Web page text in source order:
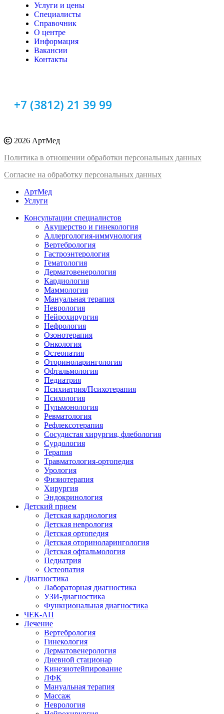
Услуги и цены
Специалисты
Справочник
О центре
Информация
Вакансии
Контакты
+7 (3812) 21 39 99
2026 АртМед
Политика в отношении обработки персональных данных
Согласие на обработку персональных данных
АртМед
Услуги
Консультации специалистов
Акушерство и гинекология
Аллергология-иммунология
Вертебрология
Гастроэнтерология
Гематология
Дерматовенерология
Кардиология
Маммология
Мануальная терапия
Неврология
Нейрохирургия
Нефрология
Озонотерапия
Онкология
Остеопатия
Оториноларингология
Офтальмология
Педиатрия
Психиатрия/Психотерапия
Психология
Пульмонология
Ревматология
Рефлексотерапия
Сосудистая хирургия, флебология
Сурдология
Терапия
Травматология-ортопедия
Урология
Физиотерапия
Хирургия
Эндокринология
Детский прием
Детская кардиология
Детская неврология
Детская ортопедия
Детская оториноларингология
Детская офтальмология
Педиатрия
Остеопатия
Диагностика
Лабораторная диагностика
УЗИ-диагностика
Функциональная диагностика
ЧЕК-АП
Лечение
Вертебрология
Гинекология
Дерматовенерология
Дневной стационар
Кинезиотейпирование
ЛФК
Мануальная терапия
Массаж
Неврология